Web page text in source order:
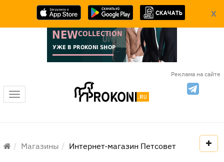
X
Реклама на сайте
Меню
Магазины Интернет-магазин Петсовет